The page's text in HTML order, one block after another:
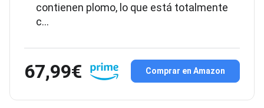
contienen plomo, lo que está totalmente
c…
67,99€ Comprar en Amazon